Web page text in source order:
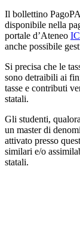
Il bollettino
disponibile nella
portale d’Ateneo
anche possibile
Si precisa che le
sono detraibili ai
tasse e contributi
statali.
Gli studenti,
un master di
attivato presso
similari e/o
statali.